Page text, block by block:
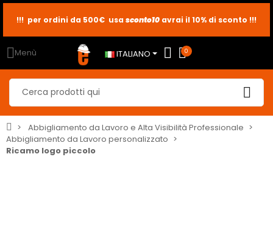
sconto2
sconto5
sconto10
Menù ITALIANO 0
Abbigliamento da Lavoro e Alta Visibilità Professionale
Abbigliamento da Lavoro personalizzato
Ricamo logo piccolo